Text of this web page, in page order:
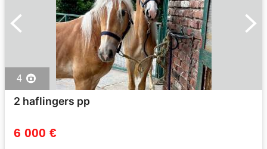
4
2 haflingers pp
6 000 €